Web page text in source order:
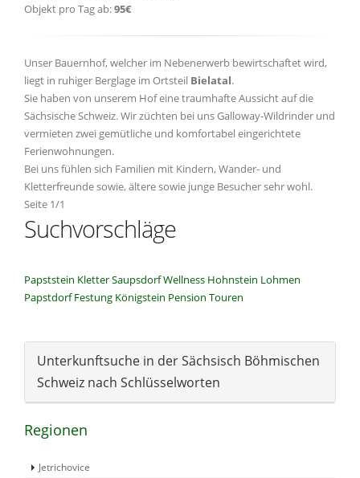
Objekt pro Tag ab:95€
Unser Bauernhof, welcher im Nebenerwerb bewirtschaftet wird,
liegt in ruhiger Berglage im Ortsteil Bielatal.
Sie haben von unserem Hof eine traumhafte Aussicht auf die
Sächsische Schweiz. Wir züchten bei uns Galloway-Wildrinder und
vermieten zwei gemütliche und komfortabel eingerichtete
Ferienwohnungen.
Bei uns fühlen sich Familien mit Kindern, Wander- und
Kletterfreunde sowie, ältere sowie junge Besucher sehr wohl.
Seite 1/1
Suchvorschläge
Papststein KletterSaupsdorfWellness Hohnstein Lohmen
Papstdorf Festung Königstein Pension Touren
Unterkunftsuche in der Sächsisch Böhmischen
Schweiz nach Schlüsselworten
Regionen
Jetrichovice